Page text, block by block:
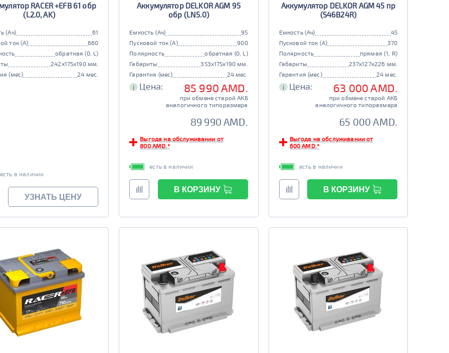
RACER +EFB 61 обр
(L2.0, AK)
(Ач)
61
ток (А)
660
обратная (0, L)
242x175x190 мм.
(мес)
24 мес.
есть в наличии
УЗНАТЬ ЦЕНУ
Аккумулятор DELKOR AGM 95
обр (LN5.0)
Емкость (Ач)
95
Пусковой ток (А)
900
Полярность
обратная (0, L)
Габариты
353x175x190 мм.
Гарантия (мес)
24 мес.
i Цена: 85 990 AMD.
при обмене старой АКБ
аналогичного типоразмера
89 990 AMD.
Выгода на обслуживании от
800 AMD.*
есть в наличии
В КОРЗИНУ
Аккумулятор DELKOR AGM 45 пр
(S46B24R)
Емкость (Ач)
45
Пусковой ток (А)
370
Полярность
прямая (1, R)
Габариты
237x127x226 мм.
Гарантия (мес)
24 мес.
i Цена: 63 000 AMD.
при обмене старой АКБ
аналогичного типоразмера
65 000 AMD.
Выгода на обслуживании от
600 AMD.*
есть в наличии
В КОРЗИНУ